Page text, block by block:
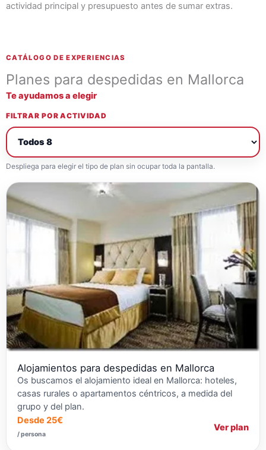
actividad principal y presupuesto antes de sumar extras.
CATÁLOGO DE EXPERIENCIAS
Planes para despedidas en Mallorca
Te ayudamos a elegir
FILTRAR POR ACTIVIDAD
Despliega para elegir el tipo de plan sin ocupar toda la pantalla.
Alojamientos para despedidas en Mallorca
Os buscamos el alojamiento ideal en Mallorca: hoteles,
casas rurales o apartamentos céntricos, a medida del
grupo y del plan.
Desde 25€
/ persona
Ver plan